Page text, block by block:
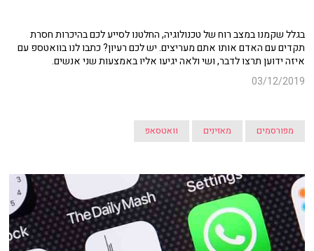
בגלל שקמנו במצב רוח של טכנולוגיה, החלטנו לסייע לכם בהיכרות חסרת
תקדים עם האדם אותו אתם מעריצים. יש לכם רעיון? כתבו לנו בוואטספ עם
איזה ידוען תרצו לדבר, ושי ולאה יגיעו אליו באמצעות שני אנשים.
03/12/2019
מפורסמים מאזינים וואטסאפ